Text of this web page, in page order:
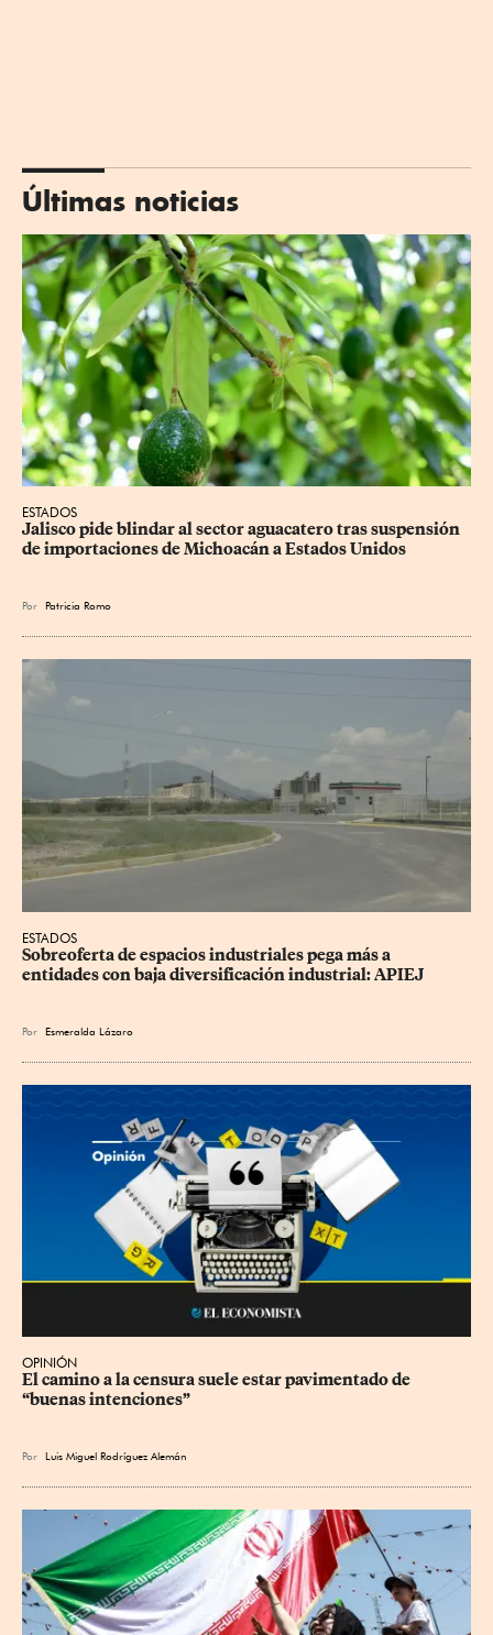
Últimas noticias
ESTADOS
Jalisco pide blindar al sector aguacatero tras suspensión
de importaciones de Michoacán a Estados Unidos
Por Patricia Romo
ESTADOS
Sobreoferta de espacios industriales pega más a
entidades con baja diversificación industrial: APIEJ
Por Esmeralda Lázaro
OPINIÓN
El camino a la censura suele estar pavimentado de
“buenas intenciones”
Por Luis Miguel Rodríguez Alemán